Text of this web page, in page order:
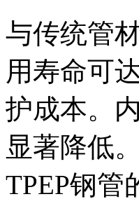
与传统管
用寿命可
护成本。
显著降低
TPEP钢管